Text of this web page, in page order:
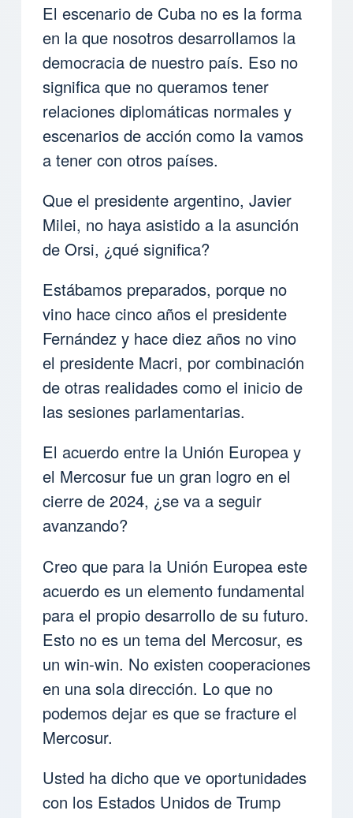
El escenario de Cuba no es la forma
en la que nosotros desarrollamos la
democracia de nuestro país. Eso no
significa que no queramos tener
relaciones diplomáticas normales y
escenarios de acción como la vamos
a tener con otros países.
Que el presidente argentino, Javier
Milei, no haya asistido a la asunción
de Orsi, ¿qué significa?
Estábamos preparados, porque no
vino hace cinco años el presidente
Fernández y hace diez años no vino
el presidente Macri, por combinación
de otras realidades como el inicio de
las sesiones parlamentarias.
El acuerdo entre la Unión Europea y
el Mercosur fue un gran logro en el
cierre de 2024, ¿se va a seguir
avanzando?
Creo que para la Unión Europea este
acuerdo es un elemento fundamental
para el propio desarrollo de su futuro.
Esto no es un tema del Mercosur, es
un win-win. No existen cooperaciones
en una sola dirección. Lo que no
podemos dejar es que se fracture el
Mercosur.
Usted ha dicho que ve oportunidades
con los Estados Unidos de Trump